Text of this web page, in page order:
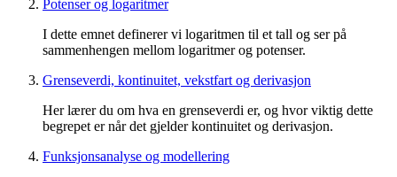
Potenser og logaritmer
I dette emnet definerer vi logaritmen til et tall og ser på
sammenhengen mellom logaritmer og potenser.
Grenseverdi, kontinuitet, vekstfart og derivasjon
Her lærer du om hva en grenseverdi er, og hvor viktig dette
begrepet er når det gjelder kontinuitet og derivasjon.
Funksjonsanalyse og modellering